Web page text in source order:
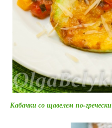
Кабачки со щавелем по-гречески